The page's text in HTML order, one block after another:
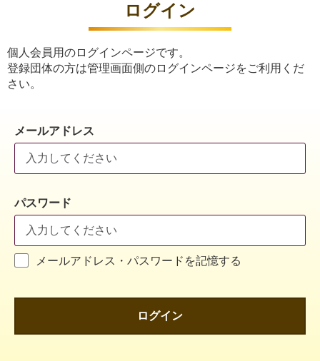
ログイン
個人会員用のログインページです。
登録団体の方は管理画面側のログインページをご利用くだ
さい。
メールアドレス
パスワード
メールアドレス・パスワードを記憶する
ログイン